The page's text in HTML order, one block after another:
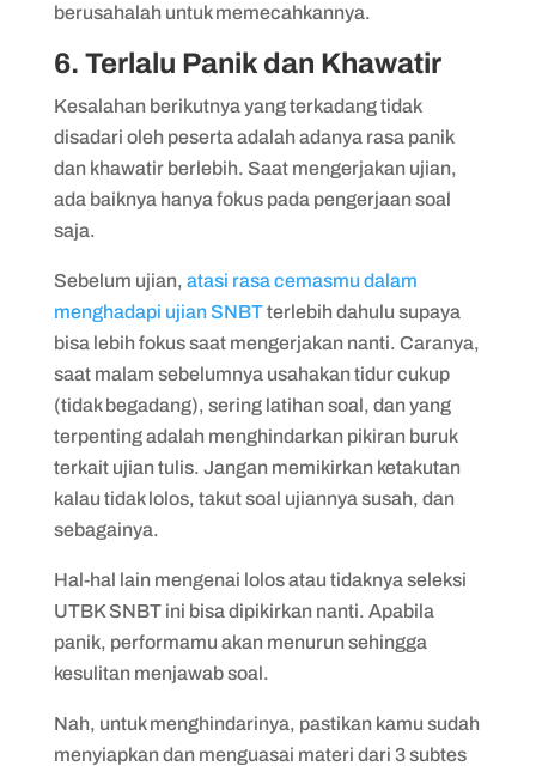
berusahalah untuk memecahkannya.
6. Terlalu Panik dan Khawatir
Kesalahan berikutnya yang terkadang tidak
disadari oleh peserta adalah adanya rasa panik
dan khawatir berlebih. Saat mengerjakan ujian,
ada baiknya hanya fokus pada pengerjaan soal
saja.
Sebelum ujian, atasi rasa cemasmu dalam
menghadapi ujian SNBTterlebih dahulu supaya
bisa lebih fokus saat mengerjakan nanti. Caranya,
saat malam sebelumnya usahakan tidur cukup
(tidak begadang), sering latihan soal, dan yang
terpenting adalah menghindarkan pikiran buruk
terkait ujian tulis. Jangan memikirkan ketakutan
kalau tidak lolos, takut soal ujiannya susah, dan
sebagainya.
Hal-hal lain mengenai lolos atau tidaknya seleksi
UTBK SNBT ini bisa dipikirkan nanti. Apabila
panik, performamu akan menurun sehingga
kesulitan menjawab soal.
Nah, untuk menghindarinya, pastikan kamu sudah
menyiapkan dan menguasai materi dari 3 subtes